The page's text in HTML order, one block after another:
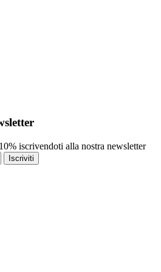
iscrivendoti alla nostra newsletter
Iscriviti